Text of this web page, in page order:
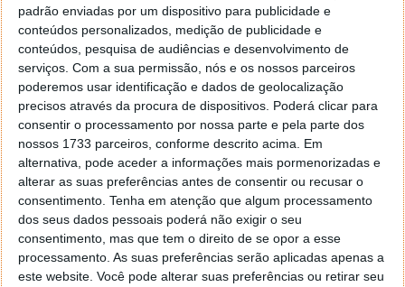
padrão enviadas por um dispositivo para publicidade e
conteúdos personalizados, medição de publicidade e
conteúdos, pesquisa de audiências e desenvolvimento de
serviços. Com a sua permissão, nós e os nossos parceiros
poderemos usar identificação e dados de geolocalização
precisos através da procura de dispositivos. Poderá clicar para
consentir o processamento por nossa parte e pela parte dos
nossos 1733 parceiros, conforme descrito acima. Em
alternativa, pode aceder a informações mais pormenorizadas e
alterar as suas preferências antes de consentir ou recusar o
consentimento. Tenha em atenção que algum processamento
dos seus dados pessoais poderá não exigir o seu
consentimento, mas que tem o direito de se opor a esse
processamento. As suas preferências serão aplicadas apenas a
este website. Você pode alterar suas preferências ou retirar seu